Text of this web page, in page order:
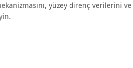
yüzey direnç verilerini ve